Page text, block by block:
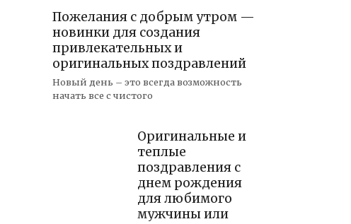
Пожелания с добрым утром —
новинки для создания
привлекательных и
оригинальных поздравлений
Новый день – это всегда возможность
начать все с чистого
Оригинальные и
теплые
поздравления с
днем рождения
для любимого
мужчины или